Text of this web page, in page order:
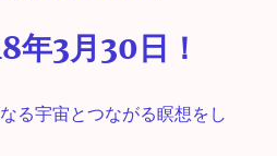
年3月30日！
る宇宙とつながる瞑想をし